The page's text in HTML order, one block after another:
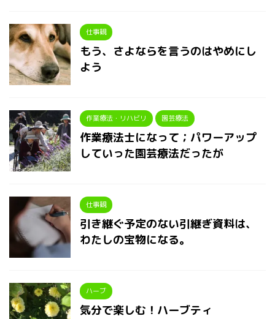
仕事観
もう、さよならを言うのはやめにし
よう
作業療法・リハビリ 園芸療法
作業療法士になって；パワーアップ
していった園芸療法だったが
仕事観
引き継ぐ予定のない引継ぎ資料は、
わたしの宝物になる。
ハーブ
気分で楽しむ！ハーブティ